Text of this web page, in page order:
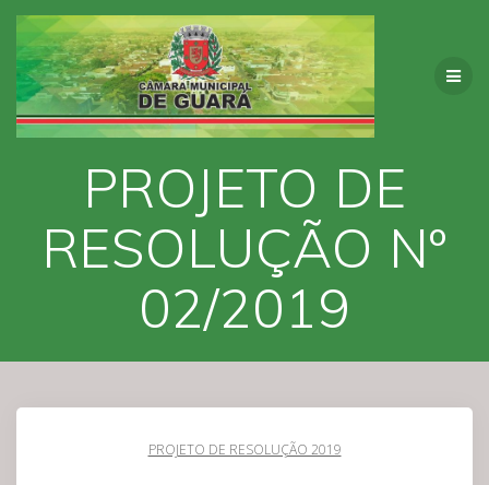
Skip
to
content
PROJETO DE
RESOLUÇÃO Nº
02/2019
PROJETO DE RESOLUÇÃO 2019